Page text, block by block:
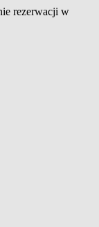
rezerwacji w